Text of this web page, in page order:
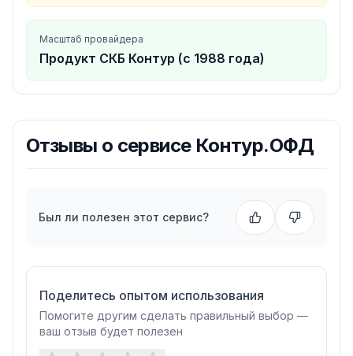
Масштаб провайдера
Продукт СКБ Контур (с 1988 года)
Отзывы о сервисе Контур.ОФД
Был ли полезен этот сервис?
Поделитесь опытом использования
Помогите другим сделать правильный выбор —
ваш отзыв будет полезен